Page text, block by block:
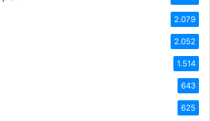
2.079
2.052
1.514
643
625